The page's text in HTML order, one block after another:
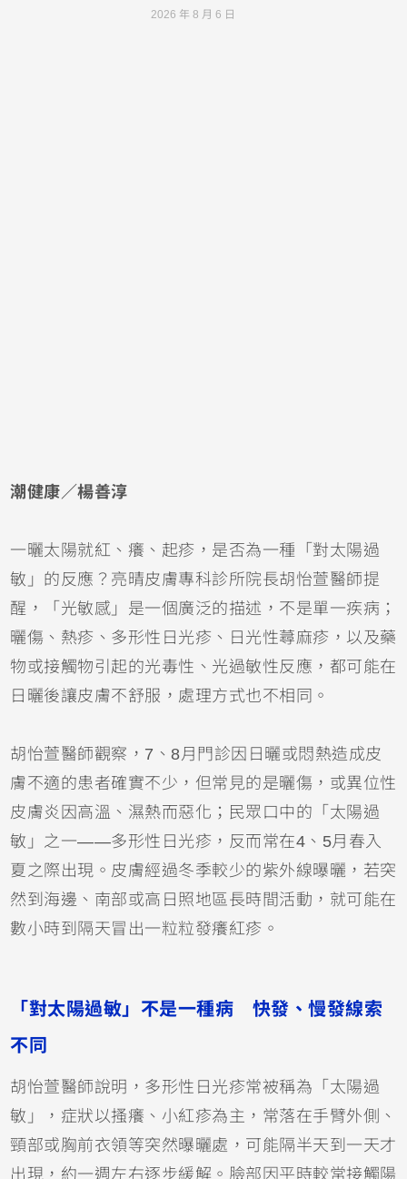
2026 年 8 月 6 日
潮健康／楊善淳
一曬太陽就紅、癢、起疹，是否為一種「對太陽過
敏」的反應？亮晴皮膚專科診所院長胡怡萱醫師提
醒，「光敏感」是一個廣泛的描述，不是單一疾病；
曬傷 、熱疹、多形性日光疹、日光性蕁麻疹 ，以及藥
物或接觸物引起的光毒性、光過敏性反應，都可能在
日曬後讓皮膚不舒服，處理方式也不相同。
胡怡萱醫師觀察，7、8月門診因日曬或悶熱造成皮
膚不適的患者確實不少，但常見的是曬傷，或異位性
皮膚炎 因高溫、濕熱而惡化；民眾口中的「太陽過
敏」之一——多形性日光疹，反而常在4、5月春入
夏之際出現。皮膚經過冬季較少的紫外線曝曬，若突
然到海邊、南部或高日照地區長時間活動，就可能在
數小時到隔天冒出一粒粒發癢紅疹。
「對太陽過敏」不是一種病 快發、慢發線索
不同
胡怡萱醫師說明，多形性日光疹常被稱為「太陽過
敏」，症狀以搔癢、小紅疹為主，常落在手臂外側、
頸部或胸前衣領等突然曝曬處，可能隔半天到一天才
出現，約一週左右逐步緩解。臉部因平時較常接觸陽